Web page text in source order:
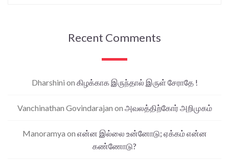
Recent Comments
Dharshini on கிழக்காக இருந்தால் இருள் சேராதே !
Vanchinathan Govindarajan on அவலத்திற்கோர் அறிமுகம்
Manoramya on என்ன இல்லை உன்னோடு; ஏக்கம் என்ன
கண்ணோடு?